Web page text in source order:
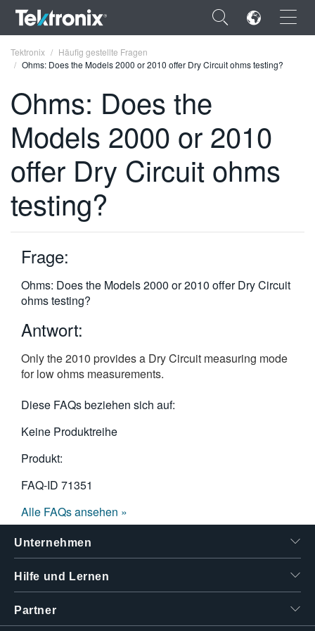
×
ENGLISH
FRANÇAIS
DEUTSCH
VIỆT NAM
한국어
繁體中文
Tektronix
Häufig gestellte Fragen
Ohms: Does the Models 2000 or 2010 offer Dry Circuit ohms testing?
Ohms: Does the
Models 2000 or 2010
offer Dry Circuit ohms
testing?
Frage:
Ohms: Does the Models 2000 or 2010 offer Dry Circuit
ohms testing?
Antwort:
Only the 2010 provides a Dry Circuit measuring mode
for low ohms measurements.
Diese FAQs beziehen sich auf:
Keine Produktreihe
Produkt:
FAQ-ID 71351
Alle FAQs ansehen »
Unternehmen
Hilfe und Lernen
Partner